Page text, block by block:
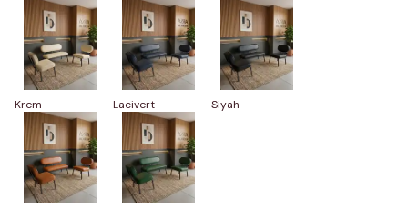
Krem Lacivert Siyah